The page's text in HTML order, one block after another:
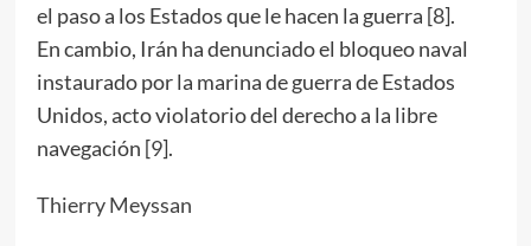
el paso a los Estados que le hacen la guerra [8].
En cambio, Irán ha denunciado el bloqueo naval
instaurado por la marina de guerra de Estados
Unidos, acto violatorio del derecho a la libre
navegación [9].
Thierry Meyssan